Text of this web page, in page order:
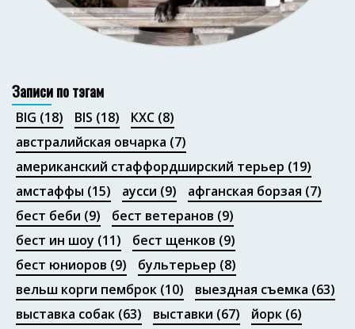
Записи по тэгам
BIG (18) BIS (18) КХС (8)
австралийская овчарка (7)
американский стаффордширский терьер (19)
амстаффы (15) аусси (9) афганская борзая (7)
бест беби (9) бест ветеранов (9)
бест ин шоу (11) бест щенков (9)
бест юниоров (9) бультерьер (8)
вельш корги пемброк (10) выездная съемка (63)
выставка собак (63) выставки (67) йорк (6)